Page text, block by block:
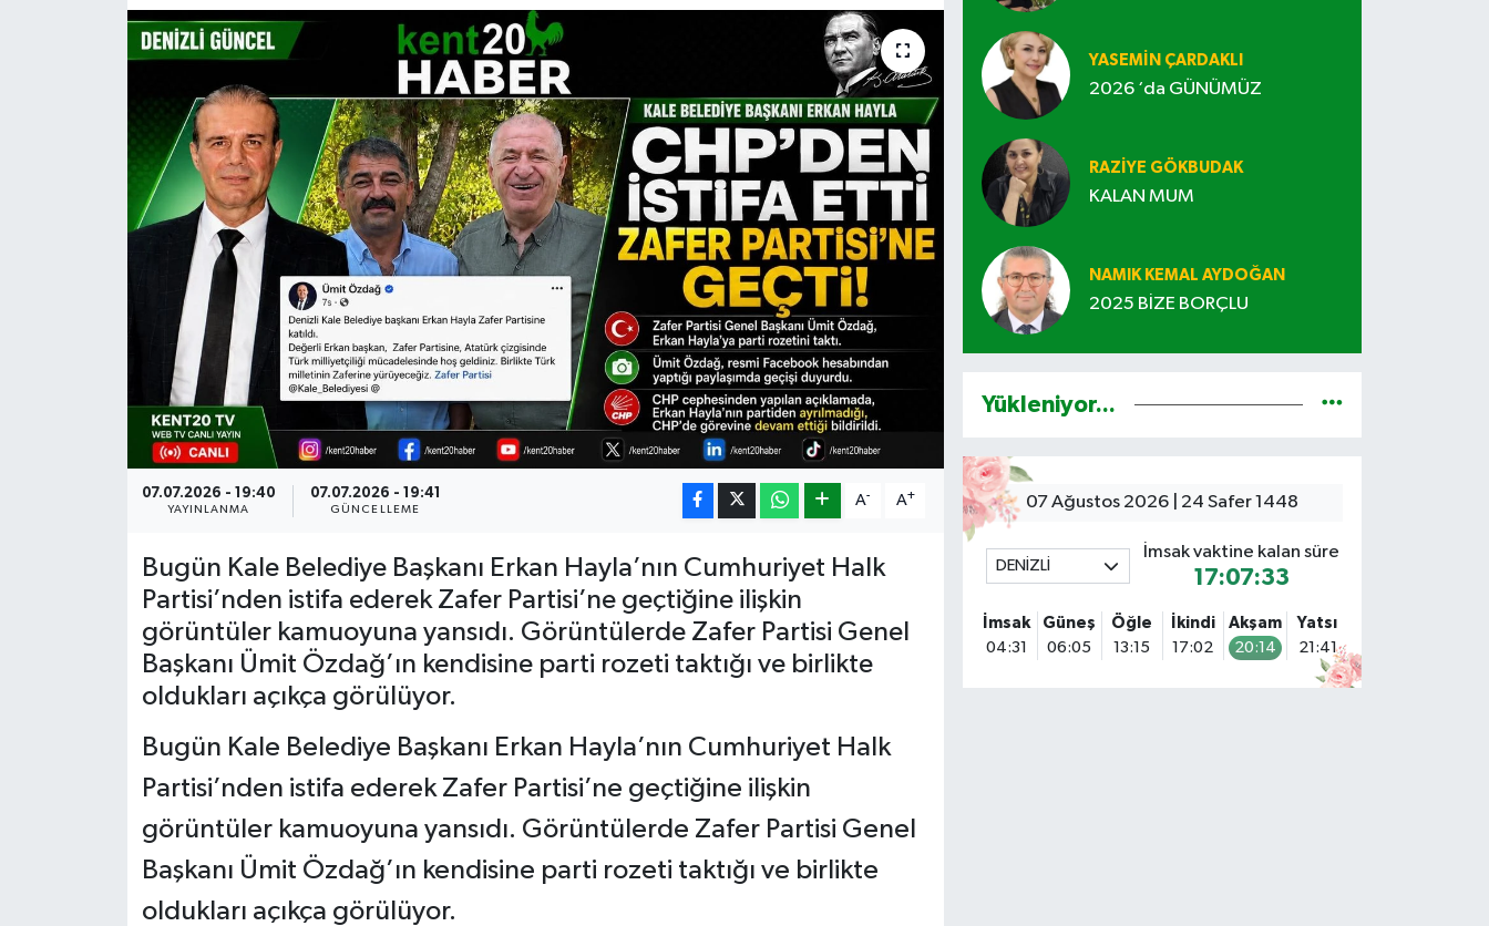
07.07.2026 - 19:40
YAYINLANMA
07.07.2026 - 19:41
GÜNCELLEME
A- A+
Bugün Kale Belediye Başkanı Erkan Hayla’nın Cumhuriyet Halk
Partisi’nden istifa ederek Zafer Partisi’ne geçtiğine ilişkin
görüntüler kamuoyuna yansıdı. Görüntülerde Zafer Partisi Genel
Başkanı Ümit Özdağ’ın kendisine parti rozeti taktığı ve birlikte
oldukları açıkça görülüyor.
Bugün Kale Belediye Başkanı Erkan Hayla’nın Cumhuriyet Halk
Partisi’nden istifa ederek Zafer Partisi’ne geçtiğine ilişkin
görüntüler kamuoyuna yansıdı. Görüntülerde Zafer Partisi Genel
Başkanı Ümit Özdağ’ın kendisine parti rozeti taktığı ve birlikte
oldukları açıkça görülüyor.
YASEMIN ÇARDAKLI
2026 ‘da GÜNÜMÜZ
RAZİYE GÖKBUDAK
KALAN MUM
NAMIK KEMAL AYDOĞAN
2025 BİZE BORÇLU
Yükleniyor...
07 Ağustos 2026 | 24 Safer 1448
DENİZLİ
İmsak vaktine kalan süre
17:07:32
İmsak
04:31
Güneş
06:05
Öğle
13:15
İkindi
17:02
Akşam
20:14
Yatsı
21:41
RESMİ İLAN